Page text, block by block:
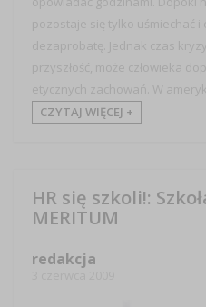
pozostaje się tylko uśmiechać i
dezaprobatę. Jednak czas
przyszłość, może człowieka
etycznych zachowań. W
CZYTAJ WIĘCEJ +
HR się szkoli!:
MERITUM
redakcja